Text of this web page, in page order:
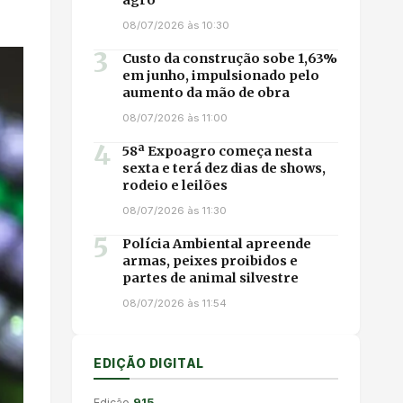
08/07/2026 às 10:30
3
Custo da construção sobe 1,63%
em junho, impulsionado pelo
aumento da mão de obra
08/07/2026 às 11:00
4
58ª Expoagro começa nesta
sexta e terá dez dias de shows,
rodeio e leilões
08/07/2026 às 11:30
5
Polícia Ambiental apreende
armas, peixes proibidos e
partes de animal silvestre
08/07/2026 às 11:54
EDIÇÃO DIGITAL